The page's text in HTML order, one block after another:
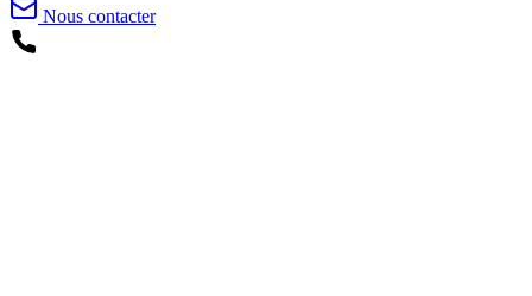
Nous contacter